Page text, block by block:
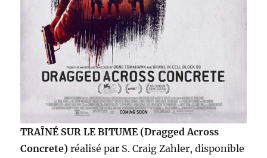
TRAÎNÉ SUR LE BITUME (Dragged Across
Concrete) réalisé par S. Craig Zahler, disponible